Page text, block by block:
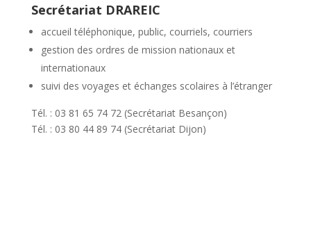
Secrétariat DRAREIC
accueil téléphonique, public, courriels, courriers
gestion des ordres de mission nationaux et
internationaux
suivi des voyages et échanges scolaires à l’étranger
Tél. : 03 81 65 74 72 (Secrétariat Besançon)
Tél. : 03 80 44 89 74 (Secrétariat Dijon)